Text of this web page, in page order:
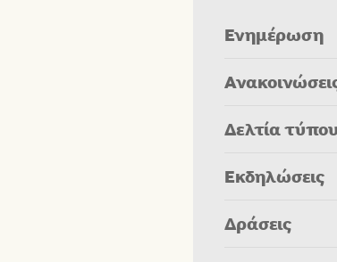
Ενημέρωση
Δελτία τύπου
Εκδηλώσεις
Δράσεις